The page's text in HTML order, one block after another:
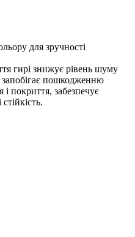
для зручності
гирі знижує рівень шуму
пошкодженню
покриття, забезпечує